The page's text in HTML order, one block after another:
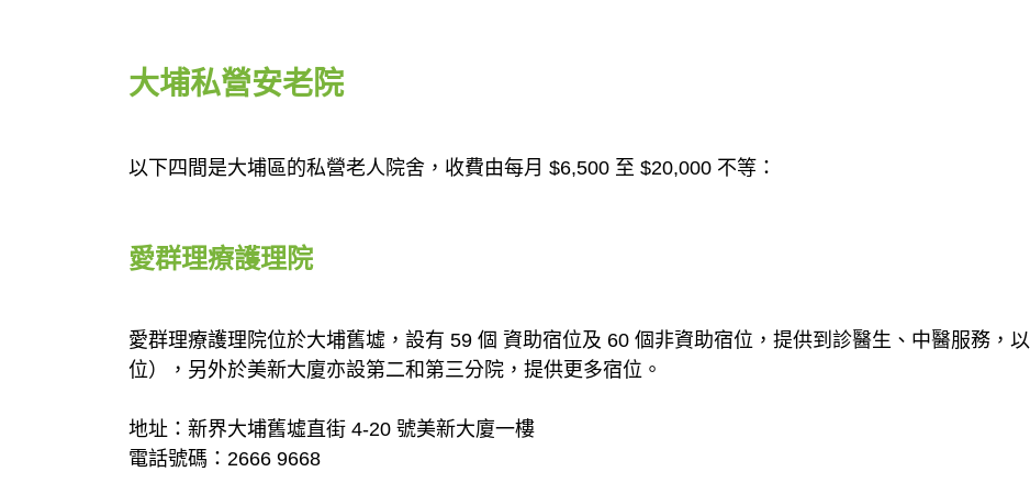
大埔私營安老院
以下四間是大埔區的私營老人院舍，收費由每月 $6,500 至 $20,000 不等：
愛群理療護理院
愛群理療護理院位於大埔舊墟，設有 59 個 資助宿位及 60 個非資助宿位，提供到診醫生、中醫服務，
位），另外於美新大廈亦設第二和第三分院，提供更多宿位。
地址：新界大埔舊墟直街 4-20 號美新大廈一樓
電話號碼：2666 9668